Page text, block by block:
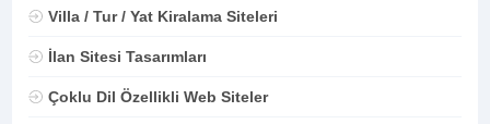
Villa / Tur / Yat Kiralama Siteleri
İlan Sitesi Tasarımları
Çoklu Dil Özellikli Web Siteler